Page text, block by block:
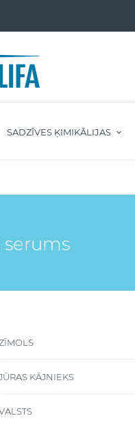
SADZĪVES ĶIMIKĀLIJAS
KĀJNIEKS